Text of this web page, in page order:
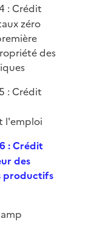
: Crédit
zéro
des
: Crédit
l'emploi
: Crédit
des
productifs